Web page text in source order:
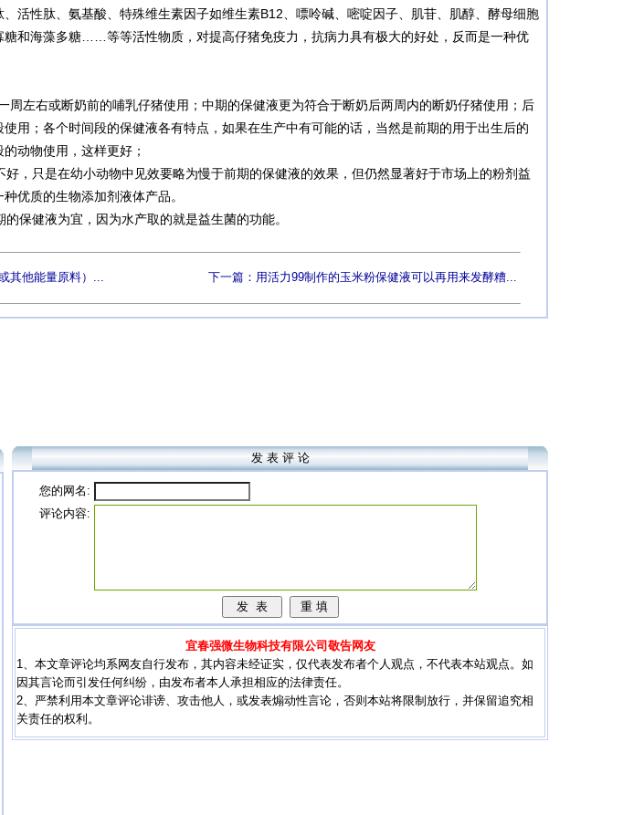
活性肽、氨基酸、特殊维生素因子如维生素B12、嘌呤碱、嘧啶因子、肌苷、肌醇、酵母细胞
糖和海藻多糖……等等活性物质，对提高仔猪免疫力，抗病力具有极大的好处，反而是一种优
左右或断奶前的哺乳仔猪使用；中期的保健液更为符合于断奶后两周内的断奶仔猪使用；后
用；各个时间段的保健液各有特点，如果在生产中有可能的话，当然是前期的用于出生后的
动物使用，这样更好；
，只是在幼小动物中见效要略为慢于前期的保健液的效果，但仍然显著好于市场上的粉剂益
优质的生物添加剂液体产品。
保健液为宜，因为水产取的就是益生菌的功能。
其他能量原料）... 下一篇：用活力99制作的玉米粉保健液可以再用来发酵糟...
发 表 评 论
您的网名:
评论内容:
宜春强微生物科技有限公司敬告网友
1、本文章评论均系网友自行发布，其内容未经证实，仅代表发布者个人观点，不代表本站观点。如
因其言论而引发任何纠纷，由发布者本人承担相应的法律责任。
2、严禁利用本文章评论诽谤、攻击他人，或发表煽动性言论，否则本站将限制放行，并保留追究相
关责任的权利。